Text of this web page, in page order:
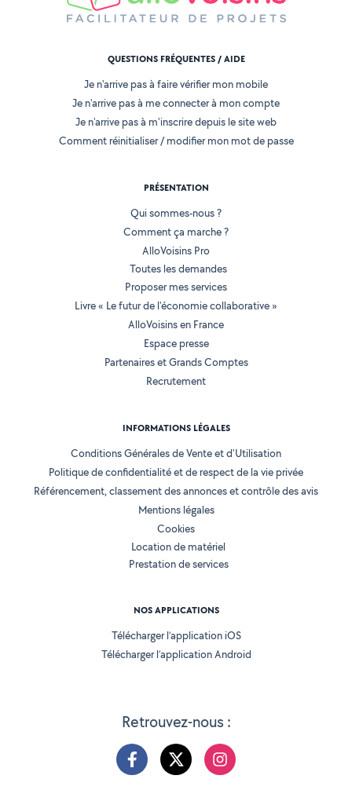
Retrouvez-nous :
QUESTIONS FRÉQUENTES / AIDE
Je n'arrive pas à faire vérifier mon mobile
Je n'arrive pas à me connecter à mon compte
Je n'arrive pas à m'inscrire depuis le site web
Comment réinitialiser / modifier mon mot de passe
PRÉSENTATION
Qui sommes-nous ?
Comment ça marche ?
AlloVoisins Pro
Toutes les demandes
Proposer mes services
Livre « Le futur de l'économie collaborative »
AlloVoisins en France
Espace presse
Partenaires et Grands Comptes
Recrutement
INFORMATIONS LÉGALES
Conditions Générales de Vente et d'Utilisation
Politique de confidentialité et de respect de la vie privée
Référencement, classement des annonces et contrôle des avis
Mentions légales
Cookies
Location de matériel
Prestation de services
NOS APPLICATIONS
Télécharger l’application iOS
Télécharger l’application Android